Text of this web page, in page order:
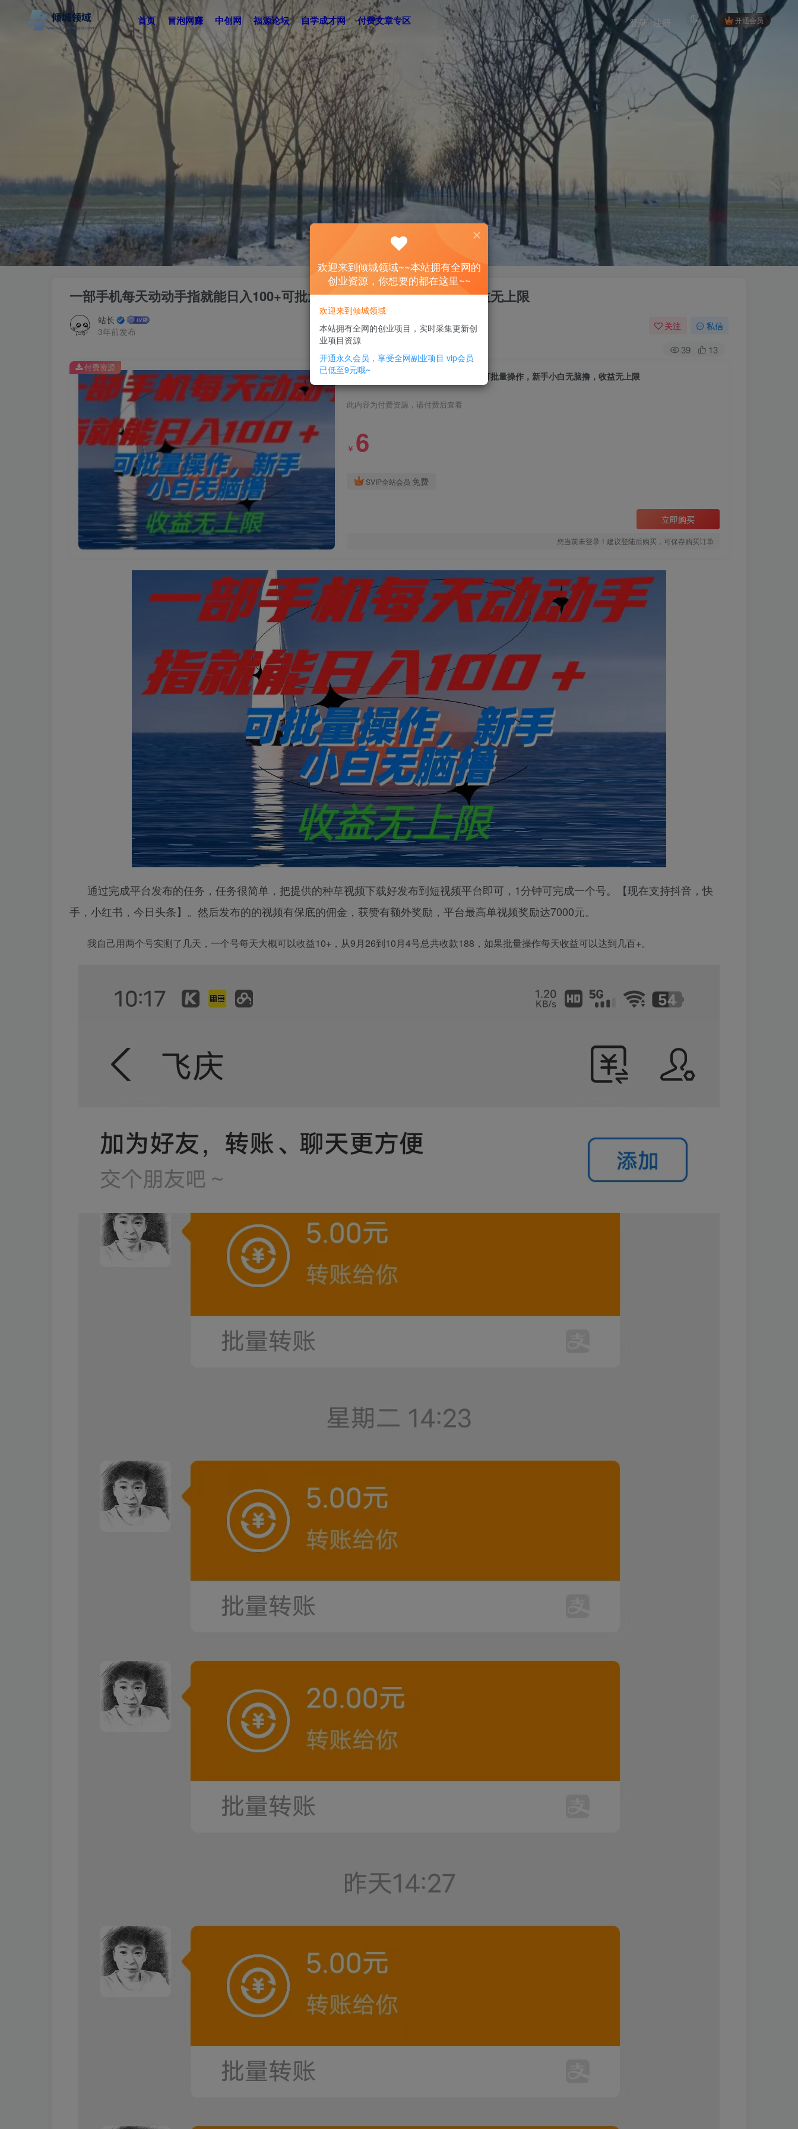
首页 冒泡网赚 中创网 福源论坛 自学成才网 付费文章专区 开通会员
登录 注册
一部手机每天动动手指就能日入100+可批量操作，新手小白无脑撸，收益无上限
站长
3年前发布
关注 私信
39 13
一部手机每天动动手指就能日入100+可批量操作，新手小白无脑撸，收益无上限
此内容为付费资源，请付费后查看
￥ 6
SVIP全站会员 免费
立即购买
您当前未登录！建议登陆后购买，可保存购买订单
付费资源
通过完成平台发布的任务，任务很简单，把提供的种草视频下载好发布到短视频平台即可，1分钟可完成一个号。【现在支持抖音，快
手，小红书，今日头条】。然后发布的的视频有保底的佣金，获赞有额外奖励，平台最高单视频奖励达7000元。
我自己用两个号实测了几天，一个号每天大概可以收益10+，从9月26到10月4号总共收款188，如果批量操作每天收益可以达到几百+。
欢迎来到倾城领域~~本站拥有全网的
创业资源，你想要的都在这里~~
欢迎来到倾城领域
本站拥有全网的创业项目，实时采集更新创
业项目资源
开通永久会员，享受全网副业项目 vip会员
已低至9元哦~